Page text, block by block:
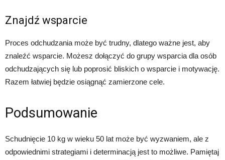
Znajdź wsparcie
Proces odchudzania może być trudny, dlatego ważne jest, aby
znaleźć wsparcie. Możesz dołączyć do grupy wsparcia dla osób
odchudzających się lub poprosić bliskich o wsparcie i motywację.
Razem łatwiej będzie osiągnąć zamierzone cele.
Podsumowanie
Schudnięcie 10 kg w wieku 50 lat może być wyzwaniem, ale z
odpowiednimi strategiami i determinacją jest to możliwe. Pamiętaj